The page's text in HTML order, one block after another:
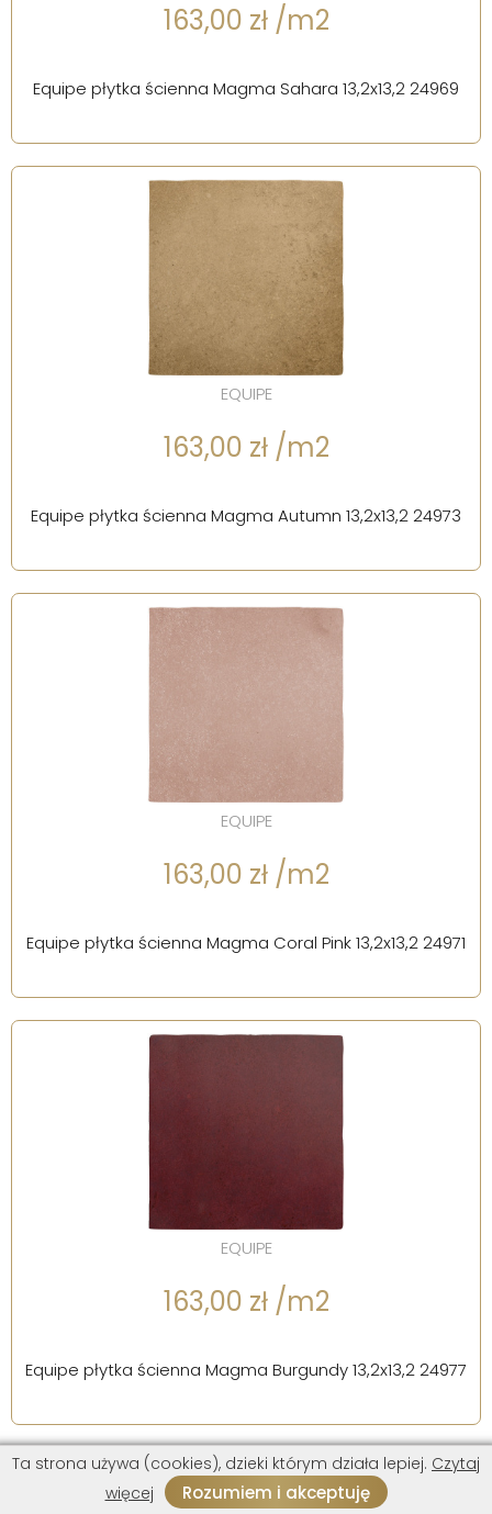
163,00 zł /m2
Equipe płytka ścienna Magma Sahara 13,2x13,2 24969
EQUIPE
163,00 zł /m2
Equipe płytka ścienna Magma Autumn 13,2x13,2 24973
EQUIPE
163,00 zł /m2
Equipe płytka ścienna Magma Coral Pink 13,2x13,2 24971
EQUIPE
163,00 zł /m2
Equipe płytka ścienna Magma Burgundy 13,2x13,2 24977
Ta strona używa (cookies), dzieki którym działa lepiej. Czytaj
więcej
Rozumiem i akceptuję